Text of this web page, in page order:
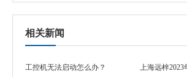
相关新闻
工控机无法启动怎么办？